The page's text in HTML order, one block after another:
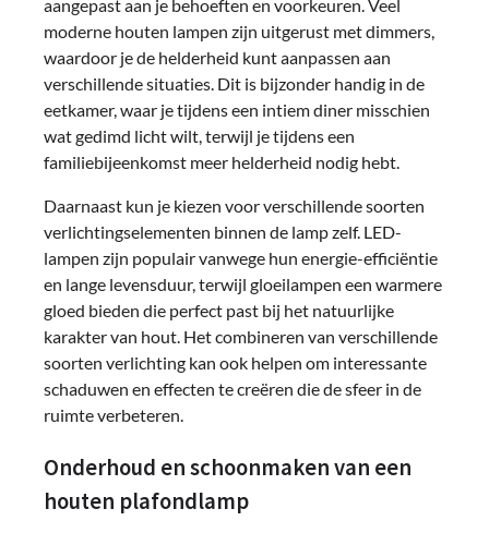
aangepast aan je behoeften en voorkeuren. Veel
moderne houten lampen zijn uitgerust met dimmers,
waardoor je de helderheid kunt aanpassen aan
verschillende situaties. Dit is bijzonder handig in de
eetkamer, waar je tijdens een intiem diner misschien
wat gedimd licht wilt, terwijl je tijdens een
familiebijeenkomst meer helderheid nodig hebt.
Daarnaast kun je kiezen voor verschillende soorten
verlichtingselementen binnen de lamp zelf. LED-
lampen zijn populair vanwege hun energie-efficiëntie
en lange levensduur, terwijl gloeilampen een warmere
gloed bieden die perfect past bij het natuurlijke
karakter van hout. Het combineren van verschillende
soorten verlichting kan ook helpen om interessante
schaduwen en effecten te creëren die de sfeer in de
ruimte verbeteren.
Onderhoud en schoonmaken van een
houten plafondlamp